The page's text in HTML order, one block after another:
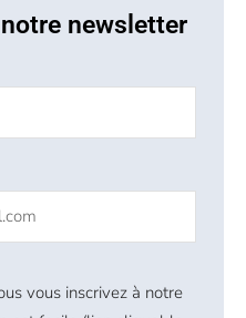
newsletter
vous inscrivez à notre